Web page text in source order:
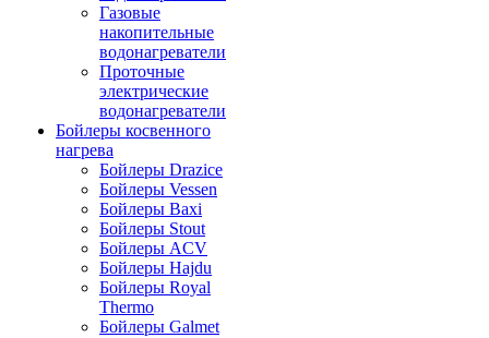
Газовые
накопительные
водонагреватели
Проточные
электрические
водонагреватели
Бойлеры косвенного
нагрева
Бойлеры Drazice
Бойлеры Vessen
Бойлеры Baxi
Бойлеры Stout
Бойлеры ACV
Бойлеры Hajdu
Бойлеры Royal
Thermo
Бойлеры Galmet